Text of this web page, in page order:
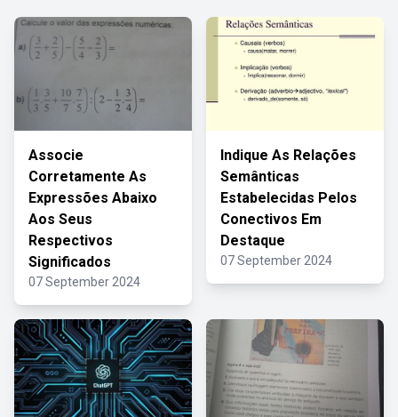
Associe
Corretamente As
Expressões Abaixo
Aos Seus
Respectivos
Significados
07 September 2024
Indique As Relações
Semânticas
Estabelecidas Pelos
Conectivos Em
Destaque
07 September 2024